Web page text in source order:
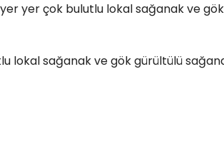
yer çok bulutlu lokal sağanak ve
lokal sağanak ve gök gürültülü